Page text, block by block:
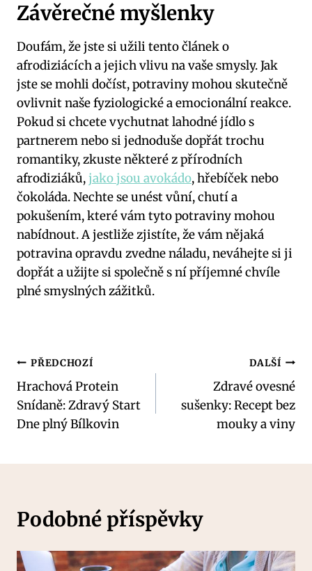
Závěrečné myšlenky
Doufám, že jste si užili tento článek o
afrodiziácích a jejich vlivu na vaše smysly. Jak
jste se mohli dočíst, potraviny mohou skutečně
ovlivnit naše fyziologické a emocionální reakce.
Pokud si chcete vychutnat lahodné jídlo s
partnerem nebo si jednoduše dopřát trochu
romantiky, zkuste některé z přírodních
afrodiziáků,jako jsou avokádo, hřebíček nebo
čokoláda. Nechte se unést vůní, chutí a
pokušením, které vám tyto potraviny mohou
nabídnout. A jestliže zjistíte, že vám nějaká
potravina opravdu zvedne náladu, neváhejte si ji
dopřát a užijte si společně s ní příjemné chvíle
plné smyslných zážitků.
Navigace
pro
příspěvek
PŘEDCHOZÍ
Hrachová Protein
Snídaně: Zdravý Start
Dne plný Bílkovin
DALŠÍ
Zdravé ovesné
sušenky: Recept bez
mouky a viny
Podobné příspěvky